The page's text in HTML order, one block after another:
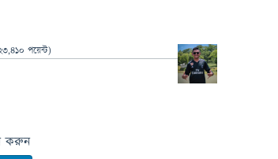
পয়েন্ট)
করুন